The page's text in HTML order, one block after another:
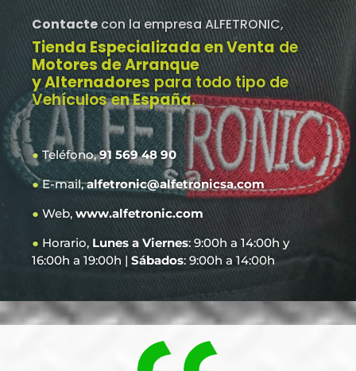
Contacte con la empresa ALFETRONIC,
Tienda Especializada en Venta de
Motores de Arranque
y Alternadores para todo tipo de
Vehículos en España.
●Teléfono,91 569 48 90
●E-mail,alfetronic@alfetronicsa.com
● Web, www.alfetronic.com
● Horario, Lunes a Viernes: 9:00h a 14:00h y
16:00h a 19:00h | Sábados: 9:00h a 14:00h